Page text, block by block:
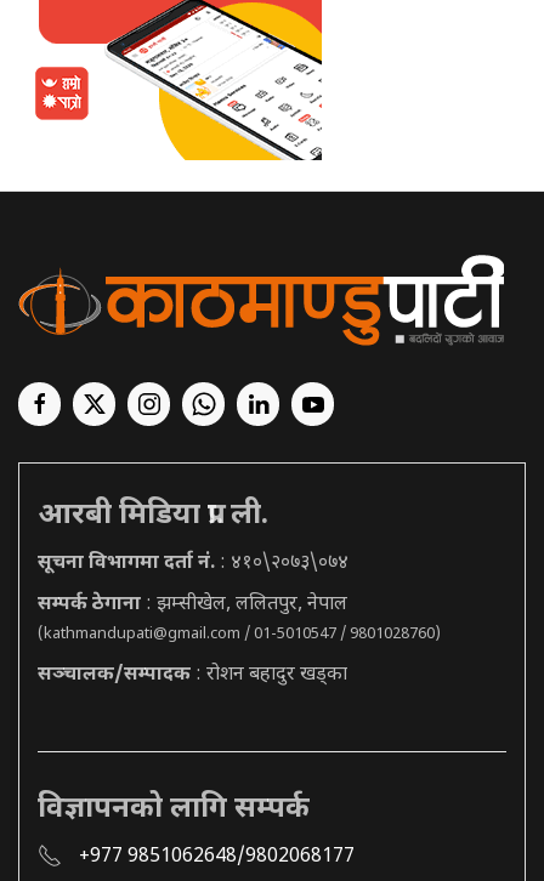
आरबी मिडिया प्रा. ली.
सूचना विभागमा दर्ता नं. : ४१०\२०७३\०७४
सम्पर्क ठेगाना : झम्सीखेल, ललितपुर, नेपाल
(kathmandupati@gmail.com / 01-5010547 / 9801028760)
सञ्चालक/सम्पादक : रोशन बहादुर खड्का
विज्ञापनको लागि सम्पर्क
+977 9851062648/9802068177